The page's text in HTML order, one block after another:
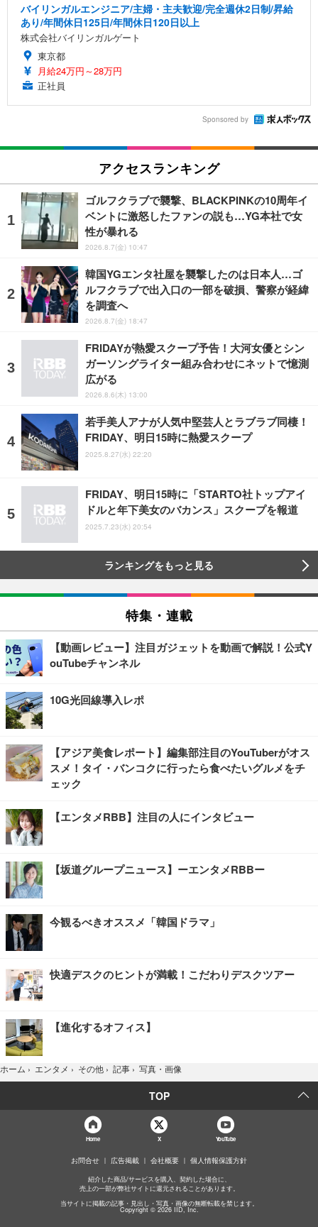
バイリンガルエンジニア/主婦・主夫歓迎/完全週休2日制/昇給
あり/年間休日125日/年間休日120日以上
株式会社バイリンガルゲート
東京都
月給24万円～28万円
正社員
Sponsored by
アクセスランキング
ゴルフクラブで襲撃、BLACKPINKの10周年イ
ベントに激怒したファンの説も…YG本社で女
性が暴れる
2026.8.7(金) 10:47
韓国YGエンタ社屋を襲撃したのは日本人…ゴ
ルフクラブで出入口の一部を破損、警察が経緯
を調査へ
2026.8.7(金) 18:47
FRIDAYが熱愛スクープ予告！大河女優とシン
ガーソングライター組み合わせにネットで憶測
広がる
2026.8.6(木) 13:00
若手美人アナが人気中堅芸人とラブラブ同棲！
FRIDAY、明日15時に熱愛スクープ
2025.8.27(水) 22:20
FRIDAY、明日15時に「STARTO社トップアイ
ドルと年下美女のバカンス」スクープを報道
2025.7.23(水) 20:54
ランキングをもっと見る
特集・連載
【動画レビュー】注目ガジェットを動画で解説！公式Y
ouTubeチャンネル
10G光回線導入レポ
【アジア美食レポート】編集部注目のYouTuberがオス
スメ！タイ・バンコクに行ったら食べたいグルメをチ
ェック
【エンタメRBB】注目の人にインタビュー
【坂道グループニュース】ーエンタメRBBー
今観るべきオススメ「韓国ドラマ」
快適デスクのヒントが満載！こだわりデスクツアー
【進化するオフィス】
ホーム › エンタメ › その他 › 記事 › 写真・画像
TOP
Home X YouTube
お問合せ 広告掲載 会社概要 個人情報保護方針
紹介した商品/サービスを購入、契約した場合に、
売上の一部が弊社サイトに還元されることがあります。
当サイトに掲載の記事・見出し・写真・画像の無断転載を禁じます。
Copyright © 2026 IID, Inc.